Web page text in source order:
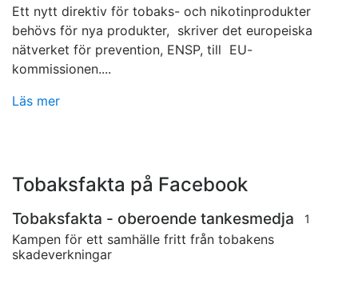
Ett nytt direktiv för tobaks- och nikotinprodukter
behövs för nya produkter, skriver det europeiska
nätverket för prevention, ENSP, till EU-
kommissionen....
Läs mer
Tobaksfakta på Facebook
Tobaksfakta - oberoende tankesmedja 1
Kampen för ett samhälle fritt från tobakens
skadeverkningar